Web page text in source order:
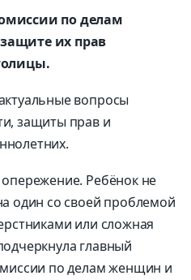
по делам
их прав
вопросы
защиты прав и
Ребёнок не
один со своей проблемой
или сложная
главный
по делам женщин и